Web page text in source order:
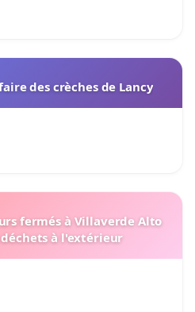
des crèches de Lancy
fermés à Villaverde Alto
à l'extérieur